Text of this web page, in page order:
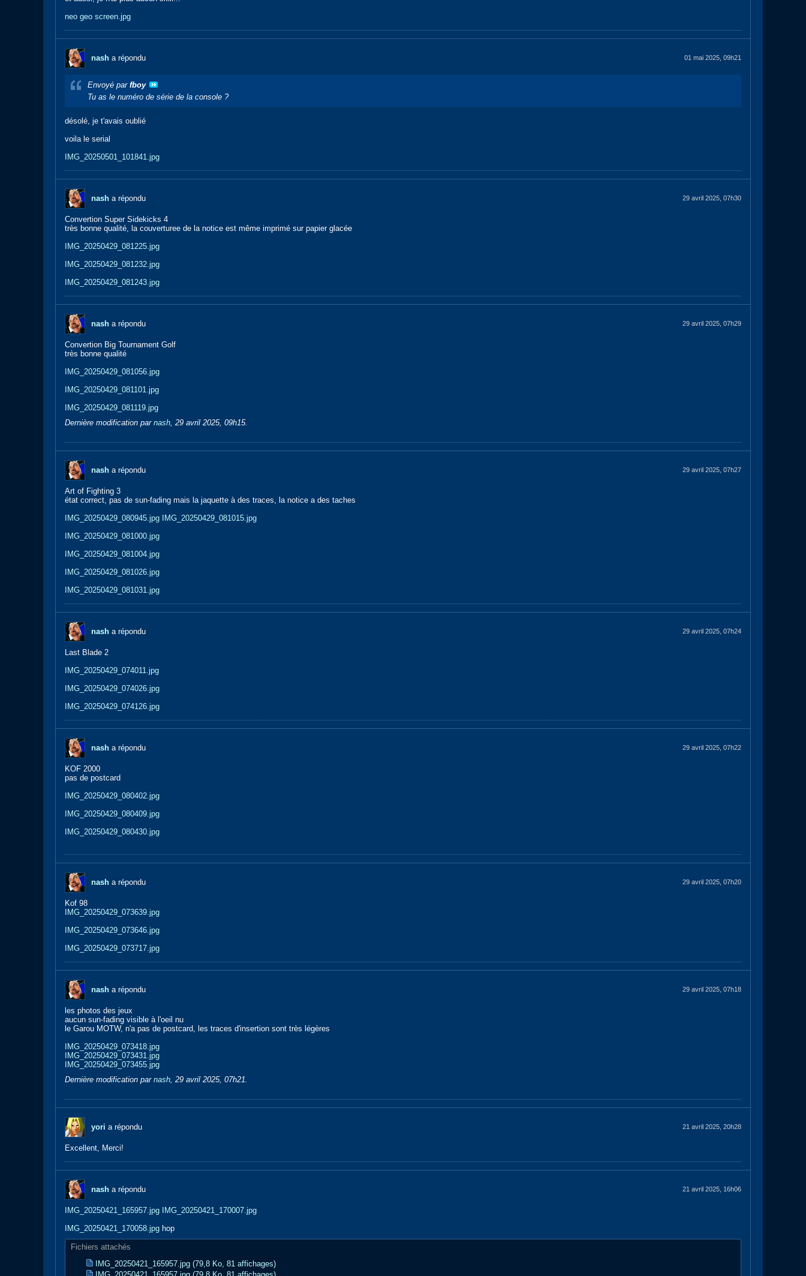
neo geo screen.jpg
nash a répondu 01 mai 2025, 09h21
Envoyé par fboy
Tu as le numéro de série de la console ?
désolé, je t'avais oublié
voila le serial
IMG_20250501_101841.jpg
nash a répondu 29 avril 2025, 07h30
Convertion Super Sidekicks 4
très bonne qualité, la couverturee de la notice est même imprimé sur papier glacée
IMG_20250429_081225.jpg
IMG_20250429_081232.jpg
IMG_20250429_081243.jpg
nash a répondu 29 avril 2025, 07h29
Convertion Big Tournament Golf
très bonne qualité
IMG_20250429_081056.jpg
IMG_20250429_081101.jpg
IMG_20250429_081119.jpg
Dernière modification par nash, 29 avril 2025, 09h15.
nash a répondu 29 avril 2025, 07h27
Art of Fighting 3
état correct, pas de sun-fading mais la jaquette à des traces, la notice a des taches
IMG_20250429_080945.jpg
IMG_20250429_081015.jpg
IMG_20250429_081000.jpg
IMG_20250429_081004.jpg
IMG_20250429_081026.jpg
IMG_20250429_081031.jpg
nash a répondu 29 avril 2025, 07h24
Last Blade 2
IMG_20250429_074011.jpg
IMG_20250429_074026.jpg
IMG_20250429_074126.jpg
nash a répondu 29 avril 2025, 07h22
KOF 2000
pas de postcard
IMG_20250429_080402.jpg
IMG_20250429_080409.jpg
IMG_20250429_080430.jpg
nash a répondu 29 avril 2025, 07h20
Kof 98
IMG_20250429_073639.jpg
IMG_20250429_073646.jpg
IMG_20250429_073717.jpg
nash a répondu 29 avril 2025, 07h18
les photos des jeux
aucun sun-fading visible à l'oeil nu
le Garou MOTW, n'a pas de postcard, les traces d'insertion sont très légères
IMG_20250429_073418.jpg
IMG_20250429_073431.jpg
IMG_20250429_073455.jpg
Dernière modification par nash, 29 avril 2025, 07h21.
yori a répondu 21 avril 2025, 20h28
Excellent, Merci!
nash a répondu 21 avril 2025, 16h06
IMG_20250421_165957.jpg
IMG_20250421_170007.jpg
IMG_20250421_170058.jpg hop
Fichiers attachés
IMG_20250421_165957.jpg (79,8 Ko, 81 affichages)